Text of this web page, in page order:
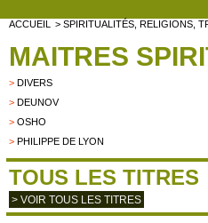
ACCUEIL > SPIRITUALITÉS, RELIGIONS,
MAITRES
> DIVERS
> DEUNOV
> OSHO
> PHILIPPE DE LYON
TOUS LES TITRES
> VOIR TOUS LES TITRES